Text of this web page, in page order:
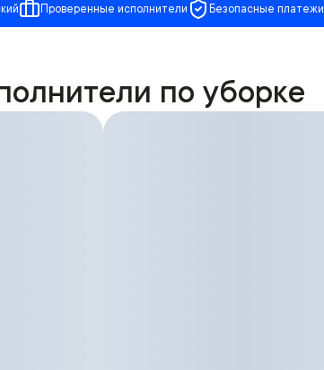
Проверенные исполнители Безопасные платежи
по уборке